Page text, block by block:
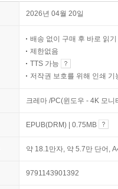
2026년 04월 20일
배송 없이 구매 후 바로 읽기
제한없음
TTS 가능
저작권 보호를 위해 인쇄 기
크레마 /PC(윈도우 - 4K 모
EPUB(DRM) | 0.75MB
약 18.1만자, 약 5.7만 단어,
9791143901392